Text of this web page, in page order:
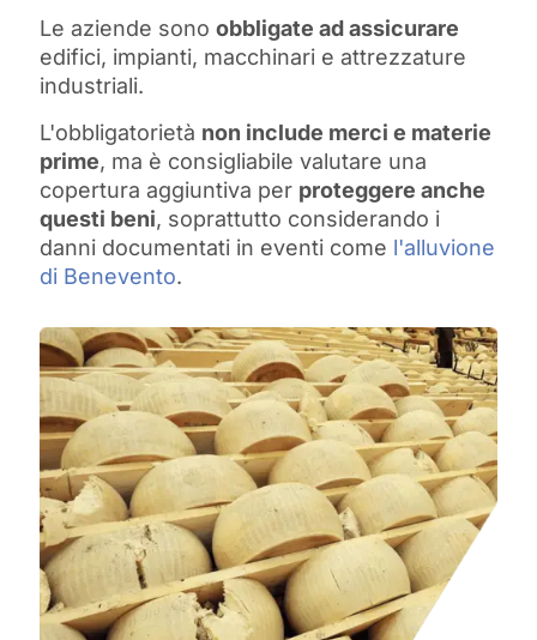
Le aziende sono obbligate ad assicurare
edifici, impianti, macchinari e attrezzature
industriali.
L'obbligatorietà non include merci e materie
prime, ma è consigliabile valutare una
copertura aggiuntiva per proteggere anche
questi beni, soprattutto considerando i
danni documentati in eventi come l'alluvione
di Benevento.